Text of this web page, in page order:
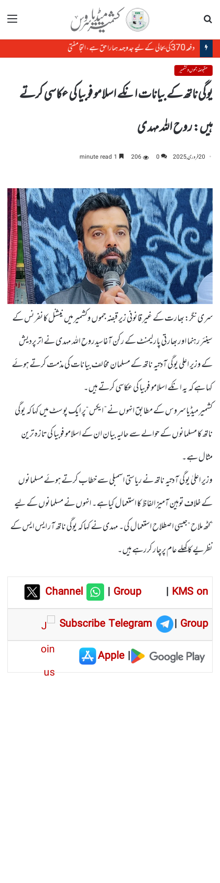
مینو
دفعہ370کی بحالی کے لیے جدوجہد ہمارا حق ہے، التجا مفتی
مقبوضہ جموں و کشمیر
یوگی ناتھ کے بیانات انکے اسلامو فوبیا کی عکاسی کرتے
ہیں: روح اللہ مہدی
20 فروری, 2025 0
206
سری نگر: بھارت کے غیر قانونی زیر قبضہ جموں وکشمیر میں نیشنل کانفرنس کے
سینئر رہنما اور بھارتی پارلیمنٹ کے رکن آغاسیدروح اللہ مہدی نے اتر پردیش
کے وزیر اعلی یوگی آدتیہ ناتھ کے مسلمان مخالف بیانات کی مذمت کرتے ہوئے
کہا ہے کہ یہ انکے اسلامو فوبیا کی عکاسی کرتے ہیں۔
کشمیر میڈیا سروس کے مطابق انہوں نے ” ایکس “پر ایک پوسٹ میں کہا کہ یوگی
ناتھ کا مسلمانوں کے حوالے سے حالیہ بیان ان کے اسلامو فوبیا کی تازہ ترین
مثال ہے۔
وزیر اعلیٰ یوگی آدتیہ ناتھ نے ریاستی اسمبلی سے خطاب کرتے ہوئے مسلمانوں
کے خلاف توہین آمیز الفاظ کا استعمال کیاہے۔ انہوں نے مسلمانوں کے لیے
”کٹھ ملاح “جیسی اصطلاح استعمال کی۔ مہدی نے کہا کہ یوگی ناتھ آر ایس ایس کے
نظریے کاکھلے عام پرچار کررہے ہیں۔
Channel |Group | KMS on
Subscribe Telegram
| Group
|
Apple